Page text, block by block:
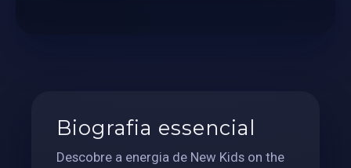
Biografia essencial
Descobre a energia de New Kids on the